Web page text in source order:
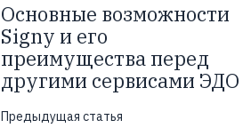
Основные возможности
Signy и его
преимущества перед
другими сервисами ЭДО
Предыдущая статья